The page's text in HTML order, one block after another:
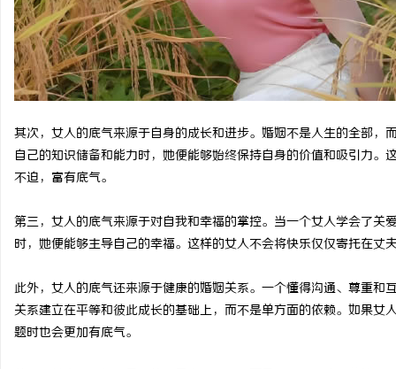
其次，女人的底气来源于自身的成长和进步。婚姻不是人生的全部
自己的知识储备和能力时，她便能够始终保持自身的价值和吸引力
不迫，富有底气。
第三，女人的底气来源于对自我和幸福的掌控。当一个女人学会了
时，她便能够主导自己的幸福。这样的女人不会将快乐仅仅寄托在
此外，女人的底气还来源于健康的婚姻关系。一个懂得沟通、尊重
关系建立在平等和彼此成长的基础上，而不是单方面的依赖。如果
题时也会更加有底气。
武汉配眼镜 上海配眼镜 技术密集型企业
师如何守住“人